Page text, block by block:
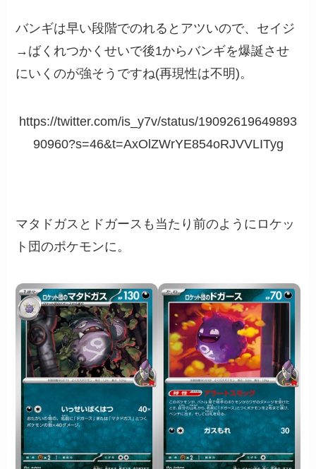
バンギは早い段階でのれるとアツいので、セイジ
→ばくれつかくせいで後1からバンギを爆誕させ
にいくのが強そうですね(再現性は不明)。
https://twitter.com/is_y7v/status/19092619649893
90960?s=46&t=AxOlZWrYE854oRJVVLITyg
マタドガスとドガースも当たり前のようにロケッ
ト団のポケモンに。